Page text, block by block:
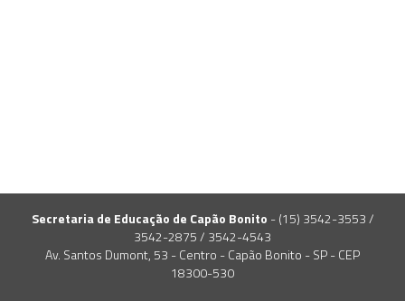
Secretaria de Educação de Capão Bonito - (15) 3542-3553 /
3542-2875 / 3542-4543
Av. Santos Dumont, 53 - Centro - Capão Bonito - SP - CEP
18300-530